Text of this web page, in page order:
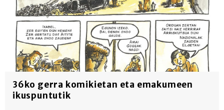
36ko gerra komikietan eta emakumeen
ikuspuntutik